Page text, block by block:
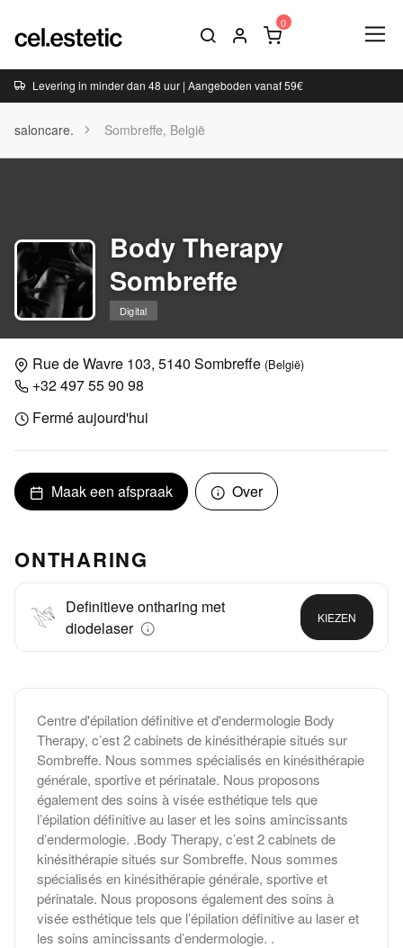
Levering in minder dan 48 uur | Aangeboden vanaf 59€
saloncare. Sombreffe, België
Body Therapy
Sombreffe
Digital
Rue de Wavre 103, 5140 Sombreffe (België)
+32 497 55 90 98
Fermé aujourd'hui
Maak een afspraak Over
ONTHARING
Definitieve ontharing met
diodelaser
KIEZEN
Centre d'épilation définitive et d'endermologie Body
Therapy, c’est 2 cabinets de kinésithérapie situés sur
Sombreffe. Nous sommes spécialisés en kinésithérapie
générale, sportive et périnatale. Nous proposons
également des soins à visée esthétique tels que
l’épilation définitive au laser et les soins amincissants
d’endermologie. .Body Therapy, c’est 2 cabinets de
kinésithérapie situés sur Sombreffe. Nous sommes
spécialisés en kinésithérapie générale, sportive et
périnatale. Nous proposons également des soins à
visée esthétique tels que l’épilation définitive au laser et
les soins amincissants d’endermologie. .